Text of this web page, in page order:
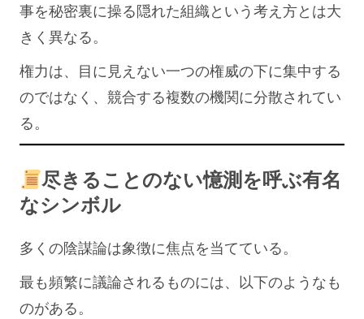
事を秘密裏に操る隠れた組織という考え方とは大
きく異なる。
権力は、目に見えない一つの権威の下に集中する
のではなく、競合する複数の機関に分散されてい
る。
尽きることのない憶測を呼ぶ有名
なシンボル
多くの陰謀論は象徴に焦点を当てている。
最も頻繁に議論されるものには、以下のようなも
のがある。